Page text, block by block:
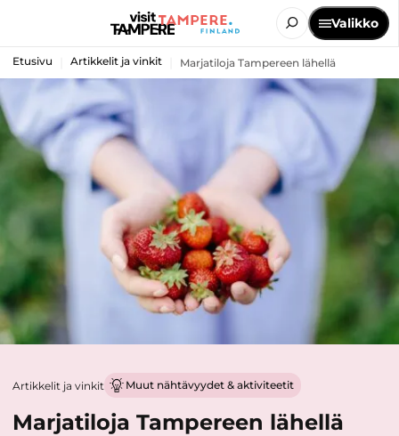
Valikko
Etusivu Artikkelit ja vinkit Marjatiloja Tampereen lähellä
Artikkelit ja vinkit Muut nähtävyydet & aktiviteetit
Marjatiloja Tampereen lähellä